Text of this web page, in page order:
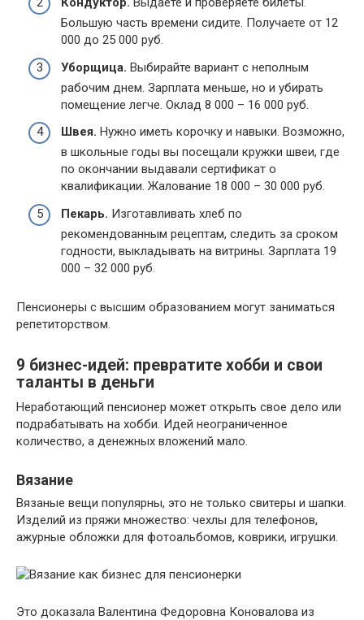
Большую часть времени сидите. Получаете от 12
000 до 25 000 руб.
Уборщица. Выбирайте вариант с неполным
рабочим днем. Зарплата меньше, но и убирать
помещение легче. Оклад 8 000 – 16 000 руб.
Швея. Нужно иметь корочку и навыки. Возможно,
в школьные годы вы посещали кружки швеи, где
по окончании выдавали сертификат о
квалификации. Жалование 18 000 – 30 000 руб.
Пекарь. Изготавливать хлеб по
рекомендованным рецептам, следить за сроком
годности, выкладывать на витрины. Зарплата 19
000 – 32 000 руб.
Пенсионеры с высшим образованием могут заниматься
репетиторством.
9 бизнес-идей: превратите хобби и свои
таланты в деньги
Неработающий пенсионер может открыть свое дело или
подрабатывать на хобби. Идей неограниченное
количество, а денежных вложений мало.
Вязание
Вязаные вещи популярны, это не только свитеры и шапки.
Изделий из пряжи множество: чехлы для телефонов,
ажурные обложки для фотоальбомов, коврики, игрушки.
Это доказала Валентина Федоровна Коновалова из